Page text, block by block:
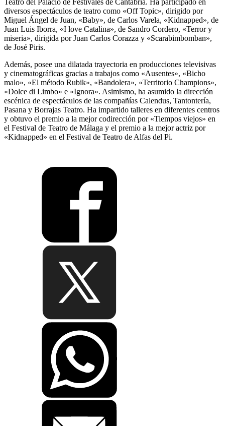
diversos espectáculos de teatro como «Off Topic», dirigido por
Miguel Ángel de Juan, «Baby», de Carlos Varela, «Kidnapped», de
Juan Luis Iborra, «I love Catalina», de Sandro Cordero, «Terror y
miseria», dirigida por Juan Carlos Corazza y «Scarabimbomban»,
de José Piris.
Además, posee una dilatada trayectoria en producciones televisivas
y cinematográficas gracias a trabajos como «Ausentes», «Bicho
malo», «El método Rubik», «Bandolera», «Territorio Champions»,
«Dolce di Limbo» e «Ignora». Asimismo, ha asumido la dirección
escénica de espectáculos de las compañías Calendus, Tantontería,
Pasana y Borrajas Teatro. Ha impartido talleres en diferentes centros
y obtuvo el premio a la mejor codirección por «Tiempos viejos» en
el Festival de Teatro de Málaga y el premio a la mejor actriz por
«Kidnapped» en el Festival de Teatro de Alfas del Pi.